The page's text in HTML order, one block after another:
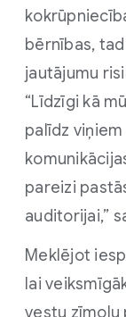
bērnības,
jautājumu
“Līdzīgi kā
palīdz
pareizi
auditorijai,”
Meklējot
lai
vestu zīmolu